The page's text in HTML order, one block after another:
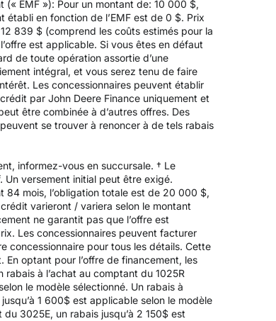
(« EMF »): Pour un montant de: 10 000 $,
en fonction de l’EMF est de 0 $. Prix
839 $ (comprend les coûts estimés pour la
est applicable. Si vous êtes en défaut
de toute opération assortie d’une
intégral, et vous serez tenu de faire
Les concessionnaires peuvent établir
par John Deere Finance uniquement et
être combinée à d’autres offres. Des
se trouver à renoncer à de tels rabais
informez-vous en succursale. † Le
Un versement initial peut être exigé.
84 mois, l’obligation totale est de 20 000 $,
varieront / variera selon le montant
ne garantit pas que l’offre est
Les concessionnaires peuvent facturer
concessionnaire pour tous les détails. Cette
optant pour l’offre de financement, les
à l’achat au comptant du 1025R
le modèle sélectionné. Un rabais à
1 600$ est applicable selon le modèle
3025E, un rabais jusqu’à 2 150$ est